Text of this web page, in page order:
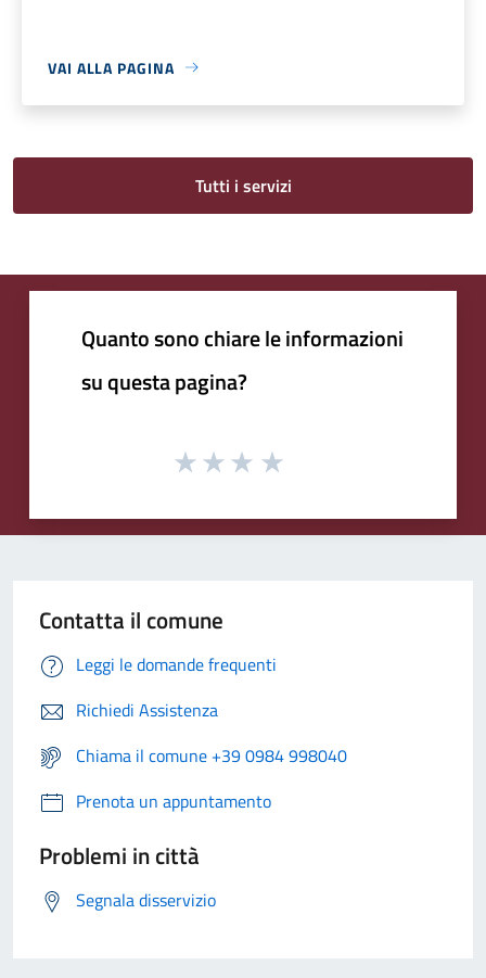
VAI ALLA PAGINA
Tutti i servizi
Quanto sono chiare le informazioni
su questa pagina?
Contatta il comune
Leggi le domande frequenti
Richiedi Assistenza
Chiama il comune +39 0984 998040
Prenota un appuntamento
Problemi in città
Segnala disservizio